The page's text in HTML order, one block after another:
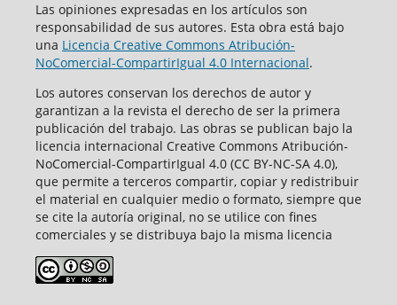
Las opiniones expresadas en los artículos son
responsabilidad de sus autores. Esta obra está bajo
una Licencia Creative Commons Atribución-
NoComercial-CompartirIgual 4.0 Internacional.
Los autores conservan los derechos de autor y
garantizan a la revista el derecho de ser la primera
publicación del trabajo. Las obras se publican bajo la
licencia internacional Creative Commons Atribución-
NoComercial-CompartirIgual 4.0 (CC BY-NC-SA 4.0),
que permite a terceros compartir, copiar y redistribuir
el material en cualquier medio o formato, siempre que
se cite la autoría original, no se utilice con fines
comerciales y se distribuya bajo la misma licencia